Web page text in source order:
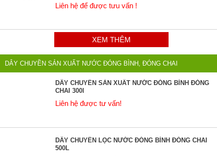
Liên hệ để được tưu vấn !
XEM THÊM
DÂY CHUYỀN SẢN XUẤT NƯỚC ĐÓNG BÌNH, ĐÓNG CHAI
DÂY CHUYỀN SẢN XUẤT NƯỚC ĐÓNG BÌNH ĐÓNG
CHAI 300l
Liên hệ được tư vấn!
DÂY CHUYỀN LỌC NƯỚC ĐÓNG BÌNH ĐÓNG CHAI
500L